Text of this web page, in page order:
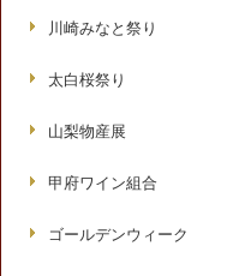
川崎みなと祭り
太白桜祭り
山梨物産展
甲府ワイン組合
ゴールデンウィーク